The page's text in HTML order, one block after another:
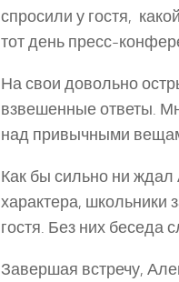
спросили у гостя,
тот день пресс-
На свои довольно
взвешенные ответы.
над привычными
Как бы сильно ни
характера, школьники
гостя. Без них беседа
Завершая встречу,